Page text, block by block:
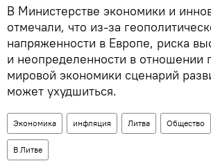
В Министерстве экономики и
отмечали, что из-за
напряженности в Европе, риска
и неопределенности в отношении
мировой экономики сценарий
может ухудшиться.
Экономика инфляция Литва Общество
В Литве